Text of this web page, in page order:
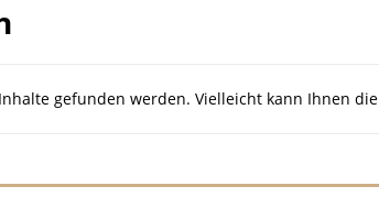
gefunden werden. Vielleicht kann Ihnen